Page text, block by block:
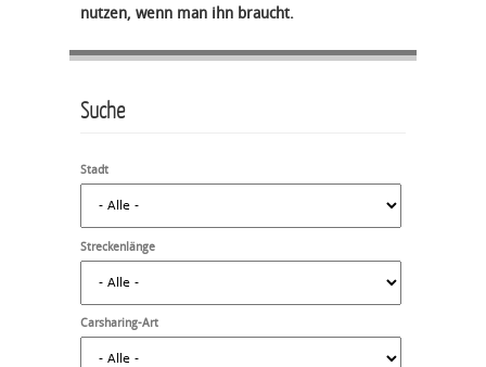
nutzen, wenn man ihn braucht.
Suche
Stadt
Streckenlänge
Carsharing-Art